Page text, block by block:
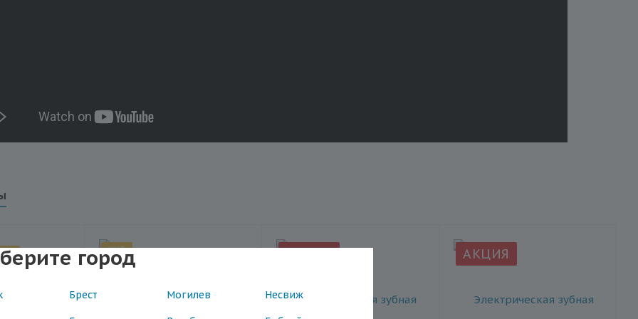
город
Брест Могилев Несвиж
ХИТ АКЦИЯ